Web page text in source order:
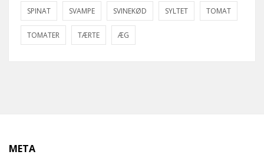
SPINAT SVAMPE SVINEKØD SYLTET TOMAT
TOMATER TÆRTE ÆG
META